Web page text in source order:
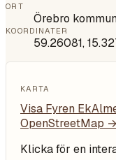
ORT
Örebro
KOORDINATER
59.26081,
KARTA
Visa Fyren
OpenStreetMap →
Klicka för en